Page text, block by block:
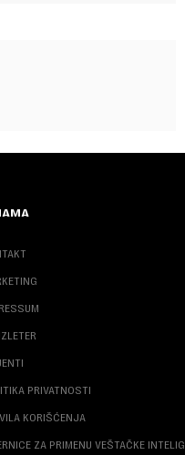
PRIVATNOSTI
KORIŠĆENJA
ZA PRIMENU VEŠTAČKE